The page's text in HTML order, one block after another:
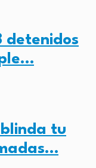
detenidos
blinda tu